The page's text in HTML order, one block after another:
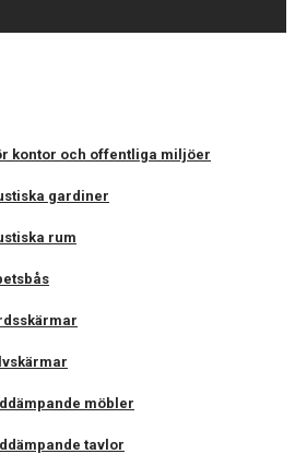
kontor och offentliga miljöer
gardiner
rum
möbler
tavlor